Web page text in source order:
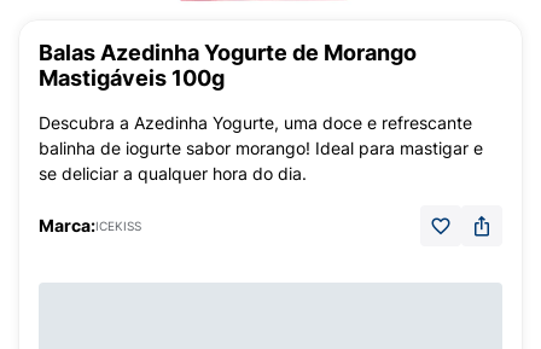
Balas Azedinha Yogurte de Morango
Mastigáveis 100g
Descubra a Azedinha Yogurte, uma doce e refrescante
balinha de iogurte sabor morango! Ideal para mastigar e
se deliciar a qualquer hora do dia.
Marca:ICEKISS